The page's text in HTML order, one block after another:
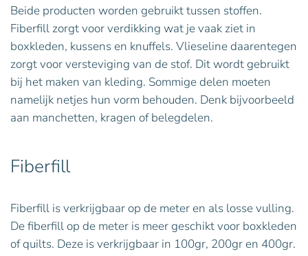
Beide producten worden gebruikt tussen stoffen.
Fiberfill zorgt voor verdikking wat je vaak ziet in
boxkleden, kussens en knuffels. Vlieseline daarentegen
zorgt voor versteviging van de stof. Dit wordt gebruikt
bij het maken van kleding. Sommige delen moeten
namelijk netjes hun vorm behouden. Denk bijvoorbeeld
aan manchetten, kragen of belegdelen.
Fiberfill
Fiberfill is verkrijgbaar op de meter en als losse vulling.
De fiberfill op de meter is meer geschikt voor boxkleden
of quilts. Deze is verkrijgbaar in 100gr, 200gr en 400gr.